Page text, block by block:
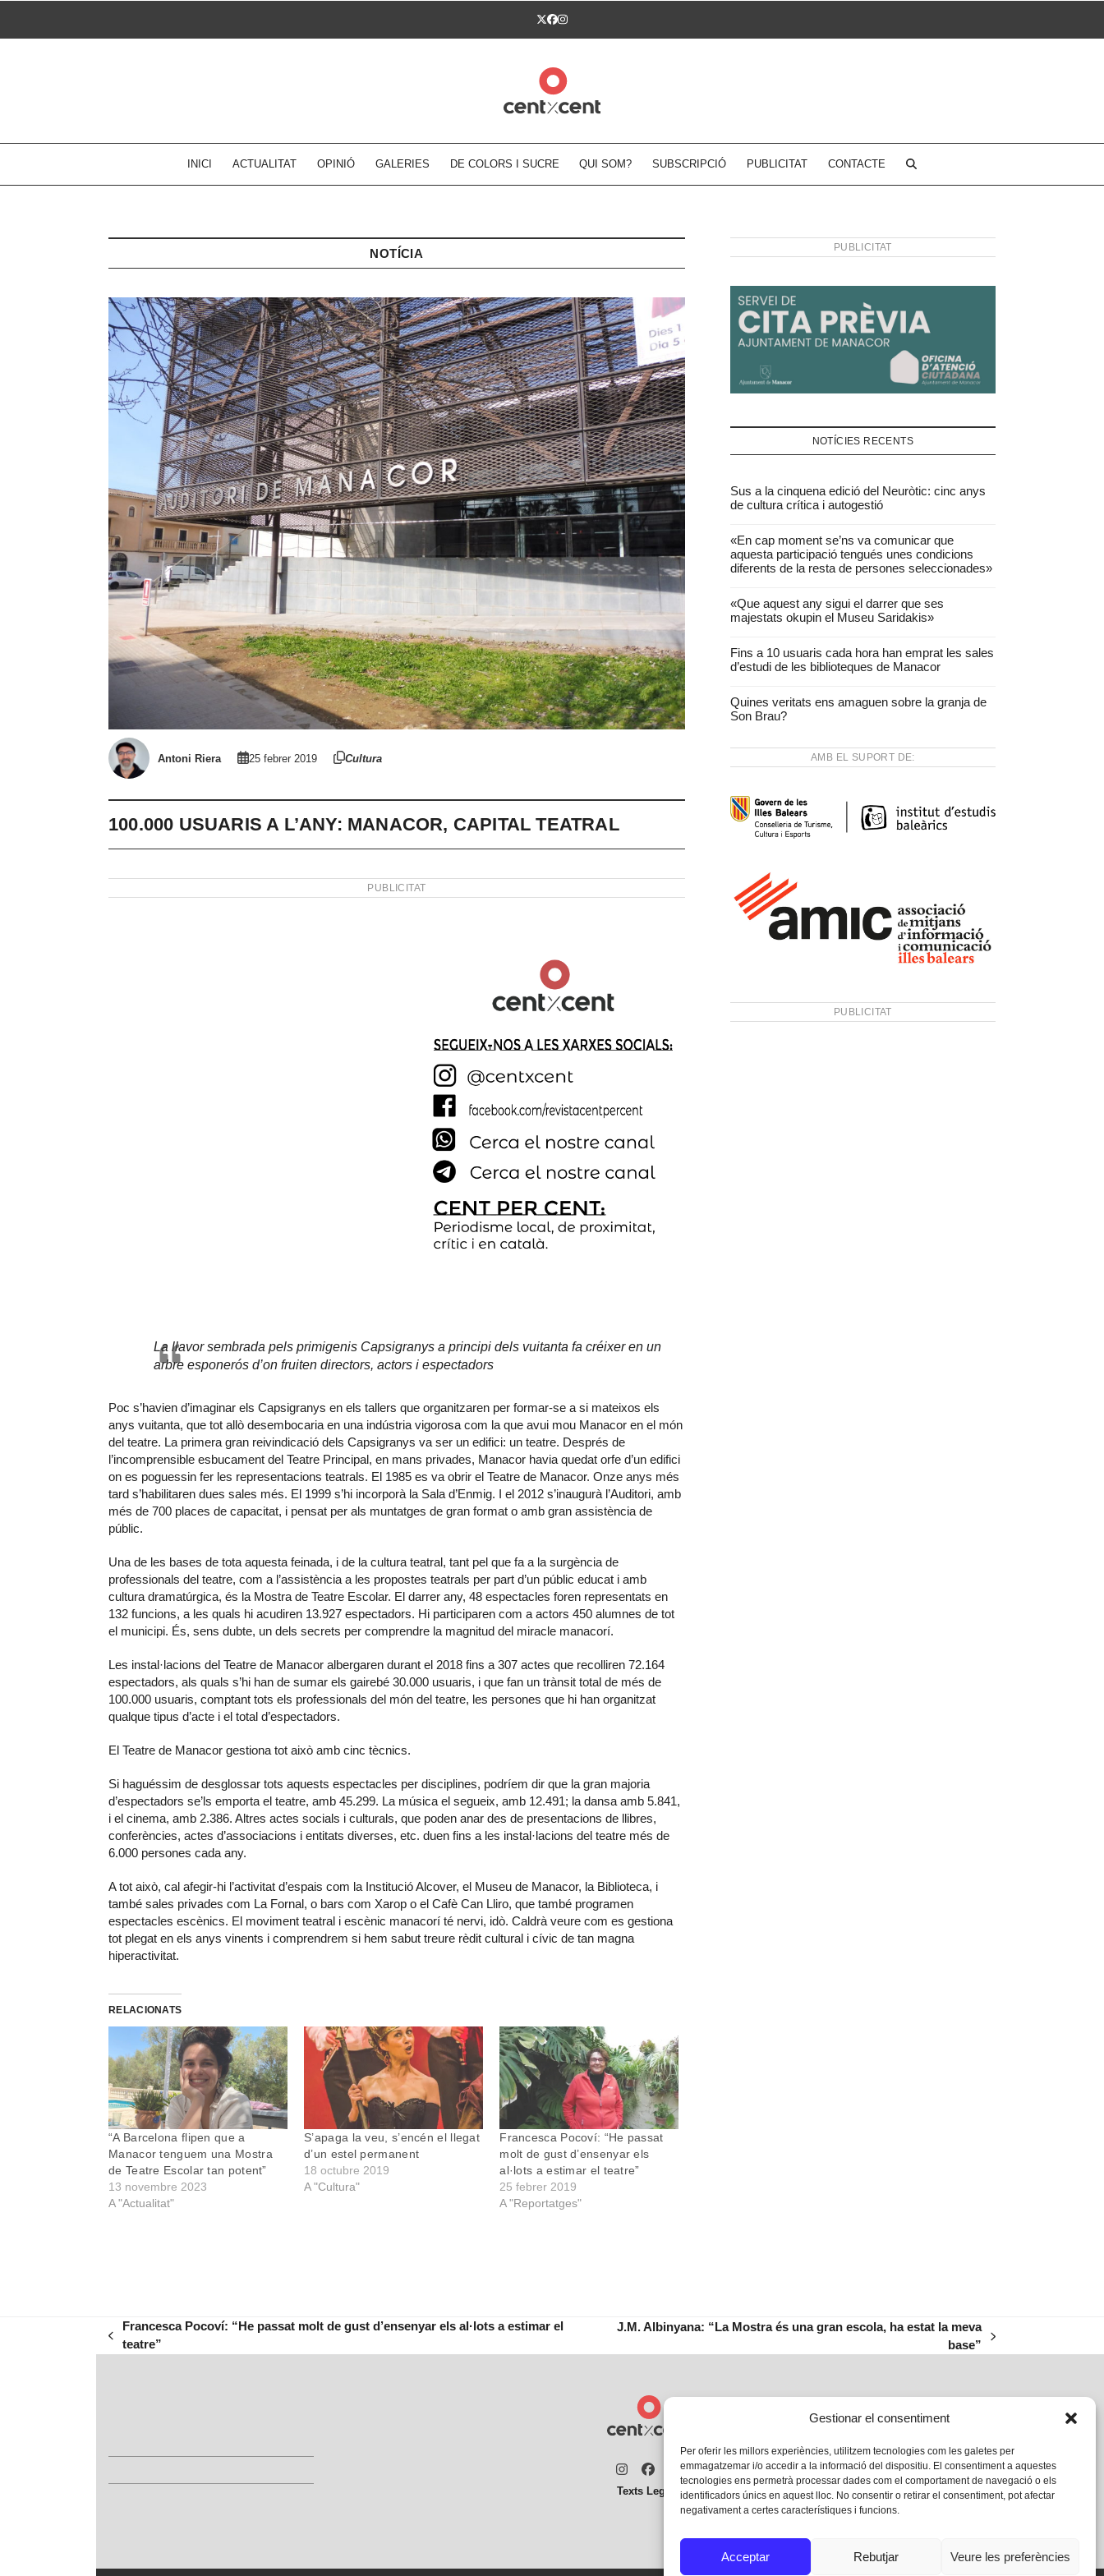
Gestionar el consentiment
Per oferir les millors experiències, utilitzem tecnologies com les galetes per
emmagatzemar i/o accedir a la informació del dispositiu. El consentiment a aquestes
tecnologies ens permetrà processar dades com el comportament de navegació o els
identificadors únics en aquest lloc. No consentir o retirar el consentiment, pot afectar
negativament a certes característiques i funcions.
Acceptar Rebutjar Veure les preferències
Twitter
Facebook
Instagram
INICI ACTUALITAT OPINIÓ GALERIES DE COLORS I SUCRE QUI SOM? SUBSCRIPCIÓ PUBLICITAT CONTACTE
NOTÍCIA
Antoni Riera 25 febrer 2019 Cultura
100.000 USUARIS A L’ANY: MANACOR, CAPITAL TEATRAL
PUBLICITAT
La llavor sembrada pels primigenis Capsigranys a principi dels vuitanta fa créixer en un
arbre esponerós d’on fruiten directors, actors i espectadors
Poc s’havien d’imaginar els Capsigranys en els tallers que organitzaren per formar-se a si mateixos els
anys vuitanta, que tot allò desembocaria en una indústria vigorosa com la que avui mou Manacor en el món
del teatre. La primera gran reivindicació dels Capsigranys va ser un edifici: un teatre. Després de
l’incomprensible esbucament del Teatre Principal, en mans privades, Manacor havia quedat orfe d’un edifici
on es poguessin fer les representacions teatrals. El 1985 es va obrir el Teatre de Manacor. Onze anys més
tard s’habilitaren dues sales més. El 1999 s’hi incorporà la Sala d’Enmig. I el 2012 s’inaugurà l’Auditori, amb
més de 700 places de capacitat, i pensat per als muntatges de gran format o amb gran assistència de
públic.
Una de les bases de tota aquesta feinada, i de la cultura teatral, tant pel que fa a la surgència de
professionals del teatre, com a l’assistència a les propostes teatrals per part d’un públic educat i amb
cultura dramatúrgica, és la Mostra de Teatre Escolar. El darrer any, 48 espectacles foren representats en
132 funcions, a les quals hi acudiren 13.927 espectadors. Hi participaren com a actors 450 alumnes de tot
el municipi. És, sens dubte, un dels secrets per comprendre la magnitud del miracle manacorí.
Les instal·lacions del Teatre de Manacor albergaren durant el 2018 fins a 307 actes que recolliren 72.164
espectadors, als quals s’hi han de sumar els gairebé 30.000 usuaris, i que fan un trànsit total de més de
100.000 usuaris, comptant tots els professionals del món del teatre, les persones que hi han organitzat
qualque tipus d’acte i el total d’espectadors.
El Teatre de Manacor gestiona tot això amb cinc tècnics.
Si haguéssim de desglossar tots aquests espectacles per disciplines, podríem dir que la gran majoria
d’espectadors se’ls emporta el teatre, amb 45.299. La música el segueix, amb 12.491; la dansa amb 5.841,
i el cinema, amb 2.386. Altres actes socials i culturals, que poden anar des de presentacions de llibres,
conferències, actes d’associacions i entitats diverses, etc. duen fins a les instal·lacions del teatre més de
6.000 persones cada any.
A tot això, cal afegir-hi l’activitat d’espais com la Institució Alcover, el Museu de Manacor, la Biblioteca, i
també sales privades com La Fornal, o bars com Xarop o el Cafè Can Lliro, que també programen
espectacles escènics. El moviment teatral i escènic manacorí té nervi, idò. Caldrà veure com es gestiona
tot plegat en els anys vinents i comprendrem si hem sabut treure rèdit cultural i cívic de tan magna
hiperactivitat.
RELACIONATS
“A Barcelona flipen que a
Manacor tenguem una Mostra
de Teatre Escolar tan potent”
13 novembre 2023
A "Actualitat"
S’apaga la veu, s’encén el llegat
d’un estel permanent
18 octubre 2019
A "Cultura"
Francesca Pocoví: “He passat
molt de gust d’ensenyar els
al·lots a estimar el teatre”
25 febrer 2019
A "Reportatges"
PUBLICITAT
NOTÍCIES RECENTS
Sus a la cinquena edició del Neuròtic: cinc anys
de cultura crítica i autogestió
«En cap moment se’ns va comunicar que
aquesta participació tengués unes condicions
diferents de la resta de persones seleccionades»
«Que aquest any sigui el darrer que ses
majestats okupin el Museu Saridakis»
Fins a 10 usuaris cada hora han emprat les sales
d’estudi de les biblioteques de Manacor
Quines veritats ens amaguen sobre la granja de
Son Brau?
AMB EL SUPORT DE:
PUBLICITAT
previous
Francesca Pocoví: “He passat molt de gust d’ensenyar els al·lots a estimar el
teatre”
J.M. Albinyana: “La Mostra és una gran escola, ha estat la meva
base”
Instagram
Facebook
Twitter
Texts Legals